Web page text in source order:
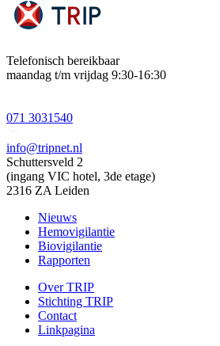
Telefonisch bereikbaar
maandag t/m vrijdag 9:30-16:30
071 3031540
info@tripnet.nl
Schuttersveld 2
(ingang VIC hotel, 3de etage)
2316 ZA Leiden
Nieuws
Hemovigilantie
Biovigilantie
Rapporten
Over TRIP
Stichting TRIP
Contact
Linkpagina